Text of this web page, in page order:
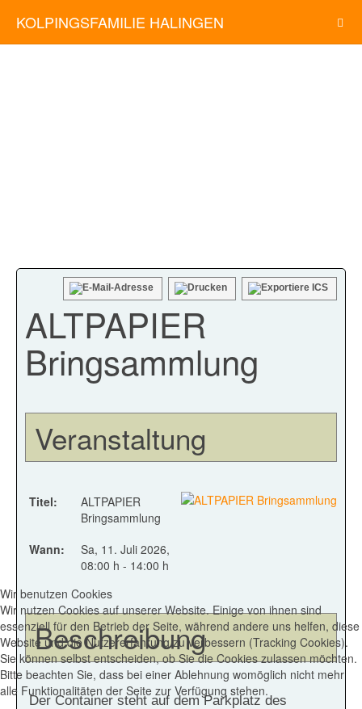
KOLPINGSFAMILIE HALINGEN
ALTPAPIER
Bringsammlung
Veranstaltung
Titel:
ALTPAPIER
Bringsammlung
Wann:
Sa, 11. Juli 2026,
08:00 h - 14:00 h
Beschreibung
Der Container steht auf dem Parkplatz des
Wir benutzen Cookies
Wir nutzen Cookies auf unserer Website. Einige von ihnen sind
essenziell für den Betrieb der Seite, während andere uns helfen, diese
Website und die Nutzererfahrung zu verbessern (Tracking Cookies).
Sie können selbst entscheiden, ob Sie die Cookies zulassen möchten.
Bitte beachten Sie, dass bei einer Ablehnung womöglich nicht mehr
alle Funktionalitäten der Seite zur Verfügung stehen.